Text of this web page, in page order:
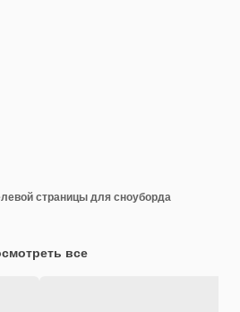
страницы для сноуборда
все